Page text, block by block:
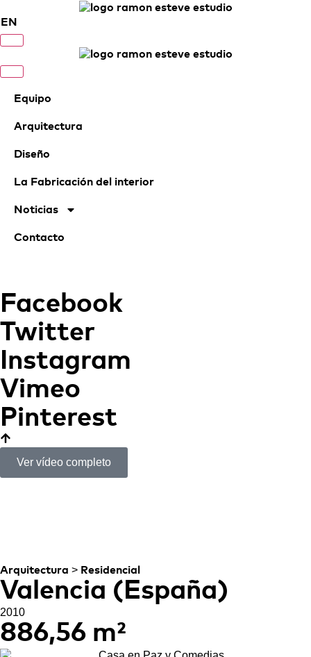
EN
Equipo
Arquitectura
Diseño
La Fabricación del interior
Noticias
Contacto
Facebook
Twitter
Instagram
Vimeo
Pinterest
Ver vídeo completo
Arquitectura > Residencial
Valencia (España)
2010
886,56 m²